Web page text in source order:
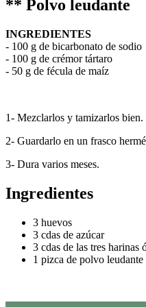
** Polvo leudante
INGREDIENTES
- 100 g de bicarbonato de sodio
- 100 g de crémor tártaro
- 50 g de fécula de maíz
1- Mezclarlos y tamizarlos bien.
2- Guardarlo en un frasco
3- Dura varios meses.
Ingredientes
3 huevos
3 cdas de azúcar
3 cdas de las tres harinas
1 pizca de polvo